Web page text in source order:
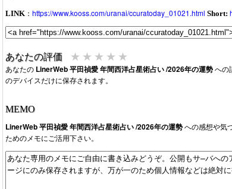
LINK ： https://www.kooss.com/uranai/ccuratoday_01021.html Short:
あなたの評価 ★ ★ ★ ★ ★
あなたの LinerWeb 平田禎愛 年間西洋占星術占い /2026年の運勢への
のデバイスだけに保存されます。
MEMO
LinerWeb 平田禎愛 年間西洋占星術占い /2026年の運勢への感想や気
ためのメモにご活用下さい。